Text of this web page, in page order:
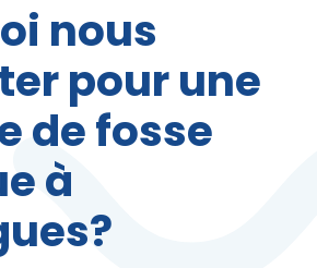
nous
pour une
de fosse
à